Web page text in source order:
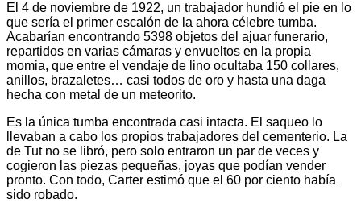
El 4 de noviembre de 1922, un trabajador hundió el pie en lo
que sería el primer escalón de la ahora célebre tumba.
Acabarían encontrando 5398 objetos del ajuar funerario,
repartidos en varias cámaras y envueltos en la propia
momia, que entre el vendaje de lino ocultaba 150 collares,
anillos, brazaletes… casi todos de oro y hasta una daga
hecha con metal de un meteorito.
Es la única tumba encontrada casi intacta. El saqueo lo
llevaban a cabo los propios trabajadores del cementerio. La
de Tut no se libró, pero solo entraron un par de veces y
cogieron las piezas pequeñas, joyas que podían vender
pronto. Con todo, Carter estimó que el 60 por ciento había
sido robado.